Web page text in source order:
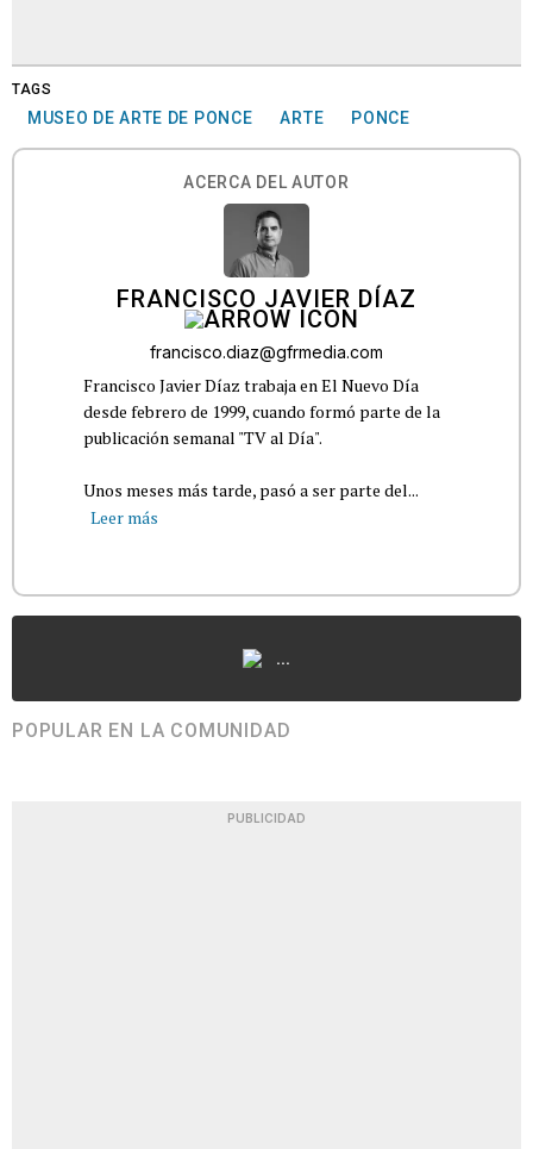
TAGS
MUSEO DE ARTE DE PONCE ARTE PONCE
ACERCA DEL AUTOR
FRANCISCO JAVIER DÍAZ
francisco.diaz@gfrmedia.com
Francisco Javier Díaz trabaja en El Nuevo Día
desde febrero de 1999, cuando formó parte de la
publicación semanal "TV al Día".
Unos meses más tarde, pasó a ser parte del...
Leer más
...
POPULAR EN LA COMUNIDAD
PUBLICIDAD